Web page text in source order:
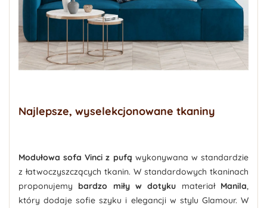
Najlepsze, wyselekcjonowane tkaniny
Modułowa sofa Vinci z pufą wykonywana w standardzie
z łatwoczyszczących tkanin. W standardowych tkaninach
proponujemy bardzo miły w dotyku materiał Manila,
który dodaje sofie szyku i elegancji w stylu Glamour. W